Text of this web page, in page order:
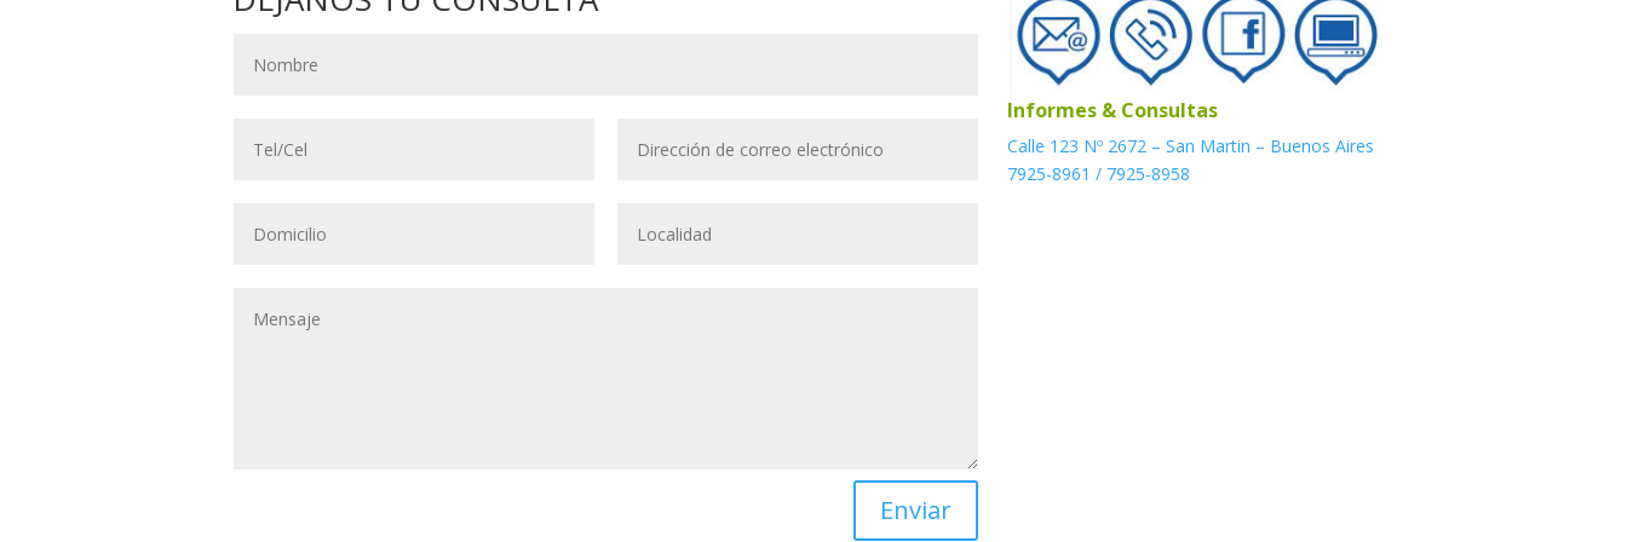
Enviar
Informes & Consultas
Calle 123 Nº 2672 – San Martin – Buenos Aires
7925-8961 / 7925-8958